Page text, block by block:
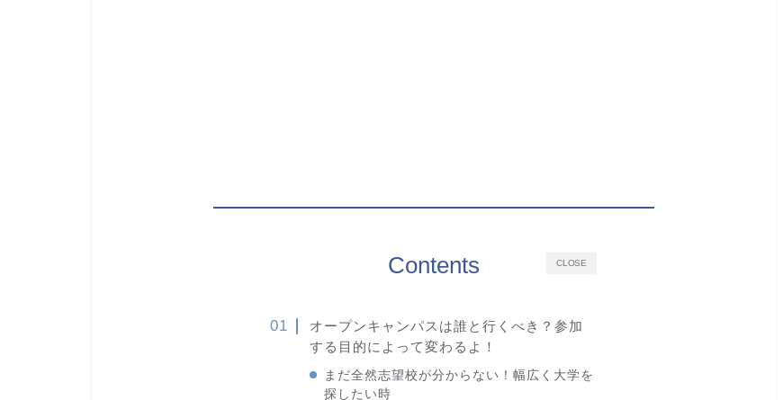
CLOSE
Contents
オープンキャンパスは誰と行くべき？参加
する目的によって変わるよ！
まだ全然志望校が分からない！幅広く大学を
探したい時